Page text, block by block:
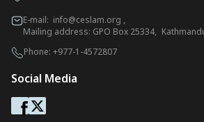
E-mail: info@ceslam.org ,
Mailing address: GPO Box 25334,
Phone: +977-1-4572807
Social Media